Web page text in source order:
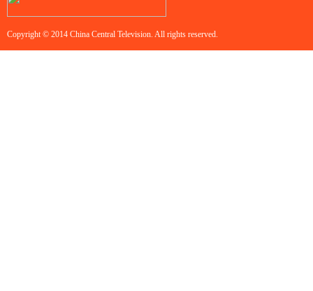
Copyright © 2014 China Central Television. All rights reserved.